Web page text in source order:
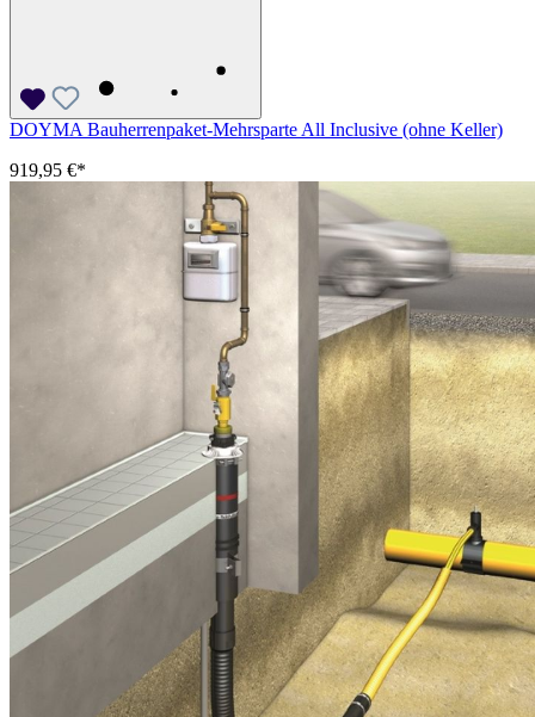
DOYMA Bauherrenpaket-Mehrsparte All Inclusive (ohne Keller)
919,95 €*